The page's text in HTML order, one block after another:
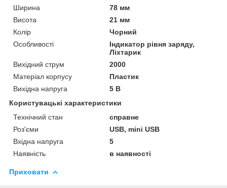
Ширина
78 мм
Висота
21 мм
Колір
Чорний
Особливості
Індикатор рівня заряду,
Ліхтарик
Вихідний струм
2000
Матеріал корпусу
Пластик
Вихідна напруга
5 В
Користувацькі характеристики
Технічний стан
справне
Роз'єми
USB, mini USB
Вхідна напруга
5
Наявність
в наявності
Приховати